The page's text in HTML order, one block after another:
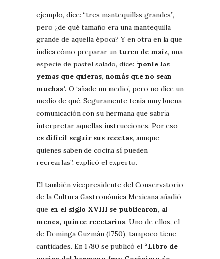
ejemplo, dice: “tres mantequillas grandes”,
pero ¿de qué tamaño era una mantequilla
grande de aquella época? Y en otra en la que
indica cómo preparar un turco de maíz, una
especie de pastel salado, dice: ‘ponle las
yemas que quieras, nomás que no sean
muchas’. O ‘añade un medio’, pero no dice un
medio de qué. Seguramente tenía muy buena
comunicación con su hermana que sabría
interpretar aquellas instrucciones. Por eso
es difícil seguir sus recetas, aunque
quienes saben de cocina sí pueden
recrearlas”, explicó el experto.
El también vicepresidente del Conservatorio
de la Cultura Gastronómica Mexicana añadió
que en el siglo XVIII se publicaron, al
menos, quince recetarios. Uno de ellos, el
de Dominga Guzmán (1750), tampoco tiene
cantidades. En 1780 se publicó el “Libro de